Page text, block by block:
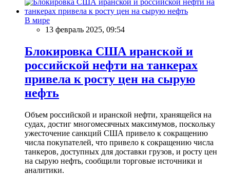
В мире
13 февраль 2025, 09:54
Блокировка США иранской и
российской нефти на танкерах
привела к росту цен на сырую
нефть
Объем российской и иранской нефти, хранящейся на
судах, достиг многомесячных максимумов, поскольку
ужесточение санкций США привело к сокращению
числа покупателей, что привело к сокращению числа
танкеров, доступных для доставки грузов, и росту цен
на сырую нефть, сообщили торговые источники и
аналитики.